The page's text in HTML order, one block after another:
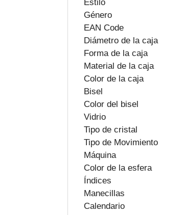
Estilo
Género
EAN Code
Diámetro de la caja
Forma de la caja
Material de la caja
Color de la caja
Bisel
Color del bisel
Vidrio
Tipo de cristal
Tipo de Movimiento
Máquina
Color de la esfera
Índices
Manecillas
Calendario